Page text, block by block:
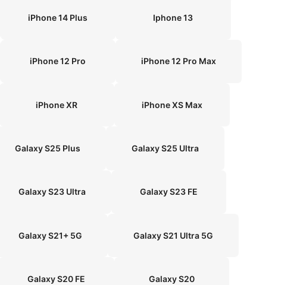
iPhone 14 Plus Iphone 13
iPhone 12 Pro iPhone 12 Pro Max
iPhone XR iPhone XS Max
Galaxy S25 Plus Galaxy S25 Ultra
Galaxy S23 Ultra Galaxy S23 FE
Galaxy S21+ 5G Galaxy S21 Ultra 5G
Galaxy S20 FE Galaxy S20